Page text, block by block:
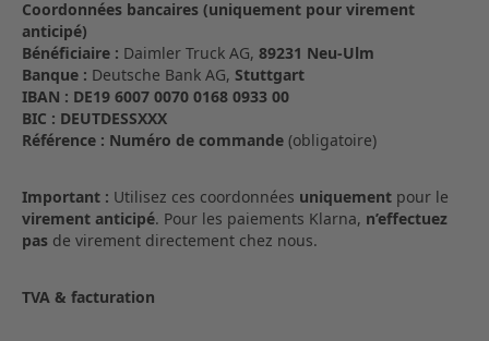
Coordonnées bancaires (uniquement pour virement
anticipé)
Bénéficiaire : Daimler Truck AG, 89231 Neu‑Ulm
Banque : Deutsche Bank AG, Stuttgart
IBAN : DE19 6007 0070 0168 0933 00
BIC : DEUTDESSXXX
Référence : Numéro de commande (obligatoire)
Important : Utilisez ces coordonnées uniquement pour le
virement anticipé. Pour les paiements Klarna, n’effectuez
pas de virement directement chez nous.
TVA & facturation